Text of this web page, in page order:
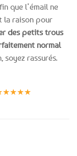
que l’émail ne
la raison pour
des petits trous
normal
rassurés.